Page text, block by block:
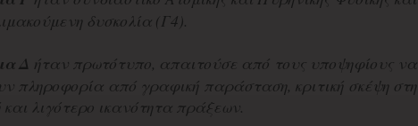
δυσκολία (Γ4).
Δ ήταν πρωτότυπο, απαιτούσε από τους υποψηφίους να
πληροφορία από γραφική παράσταση, κριτική σκέψη στη
και λιγότερο ικανότητα πράξεων.